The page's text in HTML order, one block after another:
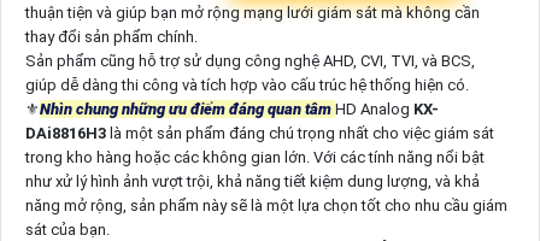
thuận tiện và giúp bạn mở rộng mạng lưới giám sát mà không cần
thay đổi sản phẩm chính.
Sản phẩm cũng hỗ trợ sử dụng công nghệ AHD, CVI, TVI, và BCS,
giúp dễ dàng thi công và tích hợp vào cấu trúc hệ thống hiện có.
⚜️Nhìn chung những ưu điểm đáng quan tâm HD Analog KX-
DAi8816H3 là một sản phẩm đáng chú trọng nhất cho việc giám sát
trong kho hàng hoặc các không gian lớn. Với các tính năng nổi bật
như xử lý hình ảnh vượt trội, khả năng tiết kiệm dung lượng, và khả
năng mở rộng, sản phẩm này sẽ là một lựa chọn tốt cho nhu cầu giám
sát của bạn.